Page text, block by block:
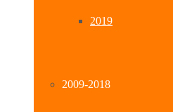
2019
2009-2018